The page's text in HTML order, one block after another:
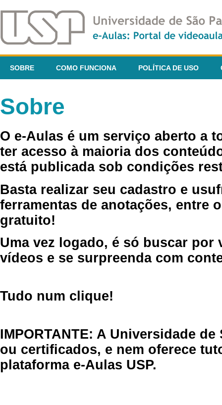
SOBRE COMO FUNCIONA POLÍTICA DE USO
Sobre
O e-Aulas é um serviço aberto a
ter acesso à maioria dos
está publicada sob condições
Basta realizar seu cadastro e
ferramentas de anotações, entre
gratuito!
Uma vez logado, é só buscar por
vídeos e se surpreenda com
Tudo num clique!
IMPORTANTE: A Universidade
ou certificados, e nem oferece
plataforma e-Aulas USP.